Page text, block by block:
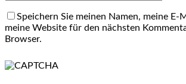
Speichern Sie meinen Namen, meine E-
meine Website für den nächsten
Browser.